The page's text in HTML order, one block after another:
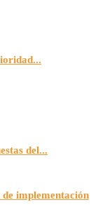
del...
implementación